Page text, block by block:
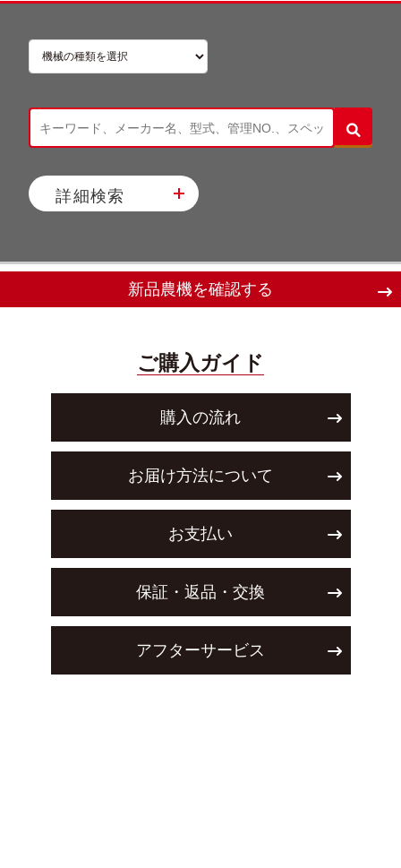
詳細検索
新品農機を確認する
ご購入ガイド
購入の流れ
お届け方法について
お支払い
保証・返品・交換
アフターサービス